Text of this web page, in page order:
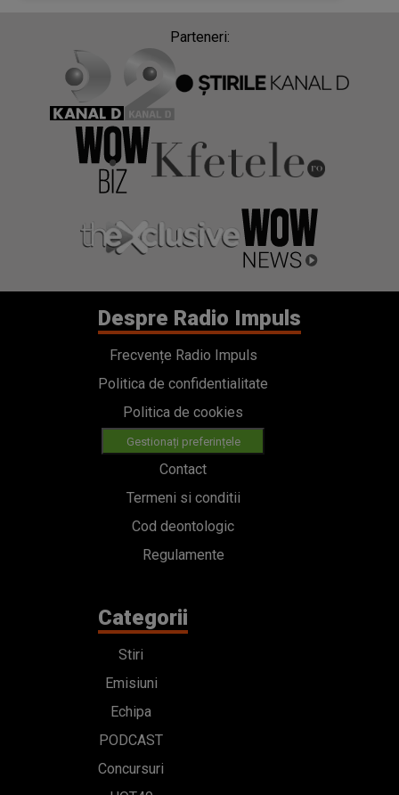
Parteneri:
Despre Radio Impuls
Frecvențe Radio Impuls
Politica de confidentialitate
Politica de cookies
Gestionați preferințele
Contact
Termeni si conditii
Cod deontologic
Regulamente
Categorii
Stiri
Emisiuni
Echipa
PODCAST
Concursuri